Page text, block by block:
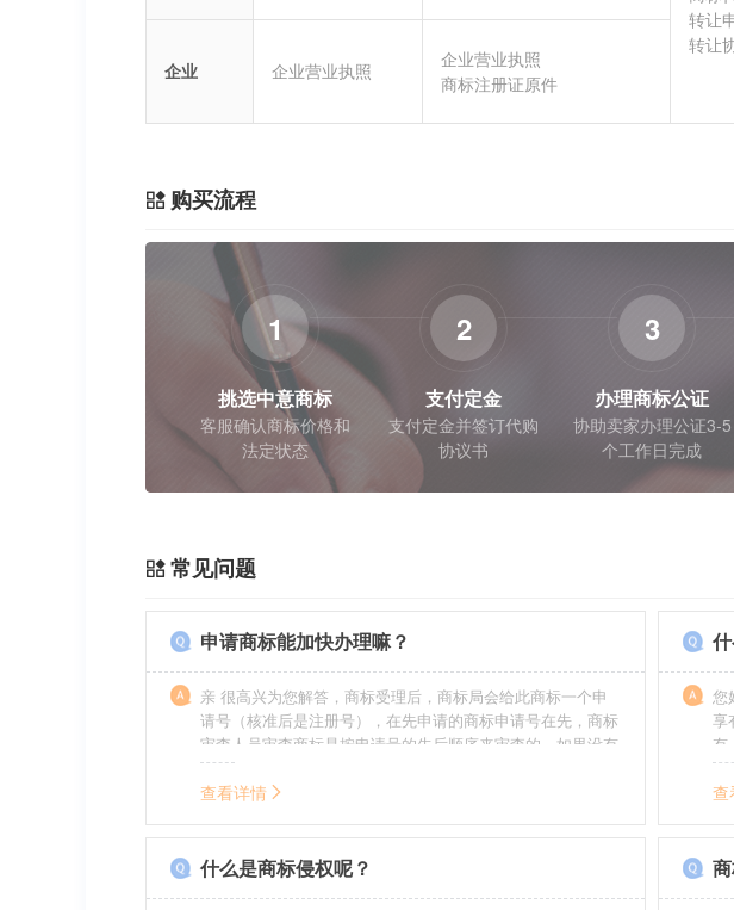
转让
转让
企业
企业营业执照
企业营业执照
商标注册证原件
购买流程
1
挑选中意商标
客服确认商标价格和
法定状态
2
支付定金
支付定金并签订代购
协议书
3
办理商标公证
协助卖家办理公证3-5
个工作日完成
常见问题
申请商标能加快办理嘛？
亲 很高兴为您解答，商标受理后，商标局会给此商标一个申
请号（核准后是注册号），在先申请的商标申请号在先，商标
审查人员审查商标是按申请号的先后顺序来审查的，如果没有
特殊情况（受理案件需要，被异议等），不会延迟也不会提
前。
查看详情
您
享
有
的
制
给
查
什么是商标侵权呢？